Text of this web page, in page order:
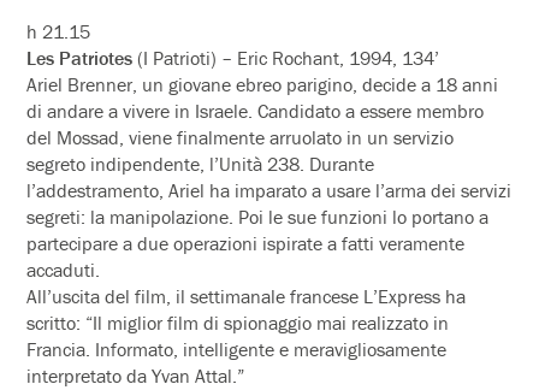
h 21.15
Les Patriotes (I Patrioti) – Eric Rochant, 1994, 134’
Ariel Brenner, un giovane ebreo parigino, decide a 18 anni
di andare a vivere in Israele. Candidato a essere membro
del Mossad, viene finalmente arruolato in un servizio
segreto indipendente, l’Unità 238. Durante
l’addestramento, Ariel ha imparato a usare l’arma dei servizi
segreti: la manipolazione. Poi le sue funzioni lo portano a
partecipare a due operazioni ispirate a fatti veramente
accaduti.
All’uscita del film, il settimanale francese L’Express ha
scritto: “Il miglior film di spionaggio mai realizzato in
Francia. Informato, intelligente e meravigliosamente
interpretato da Yvan Attal.”